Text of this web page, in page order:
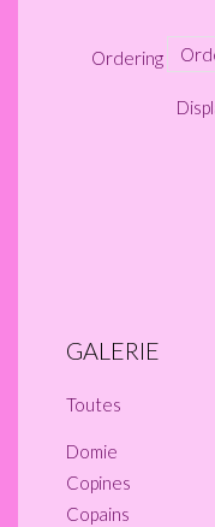
Ordering
GALERIE
Toutes
Domie
Copines
Copains